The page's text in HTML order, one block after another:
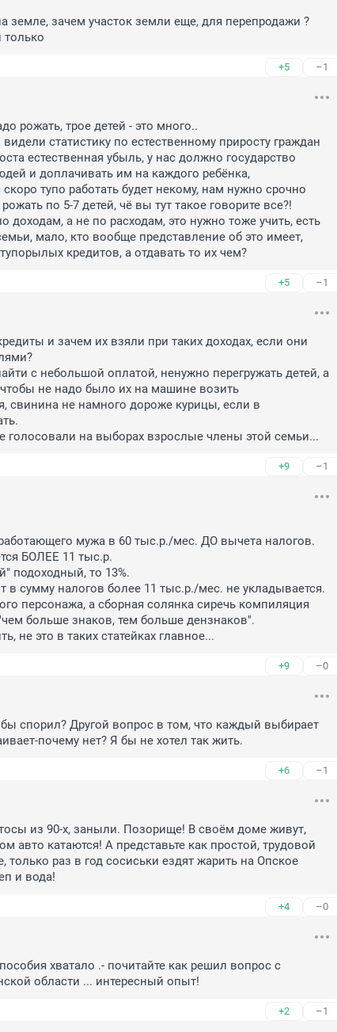
земле, зачем участок земли еще, для перепродажи ?
только
+5 –1
рожать, трое детей - это много..
статистику по естественному приросту граждан
естественная убыль, у нас должно государство
и доплачивать им на каждого ребёнка,
тупо работать будет некому, нам нужно срочно
по 5-7 детей, чё вы тут такое говорите все?!
доходам, а не по расходам, это нужно тоже учить, есть
мало, кто вообще представление об это имеет,
кредитов, а отдавать то их чем?
+5 –1
и зачем их взяли при таких доходах, если они
с небольшой оплатой, ненужно перегружать детей, а
не надо было их на машине возить
свинина не намного дороже курицы, если в
голосовали на выборах взрослые члены этой семьи...
+9 –1
мужа в 60 тыс.р./мес. ДО вычета налогов.
БОЛЕЕ 11 тыс.р.
подоходный, то 13%.
в сумму налогов более 11 тыс.р./мес. не укладывается.
персонажа, а сборная солянка сиречь компиляция
больше знаков, тем больше дензнаков".
не это в таких статейках главное...
+9 –0
бы спорил? Другой вопрос в том, что каждый выбирает
почему нет? Я бы не хотел так жить.
+6 –1
из 90-х, заныли. Позорище! В своём доме живут,
авто катаются! А представьте как простой, трудовой
только раз в год сосиськи ездят жарить на Опское
и вода!
+4 –0
хватало .- почитайте как решил вопрос с
области ... интересный опыт!
+2 –1